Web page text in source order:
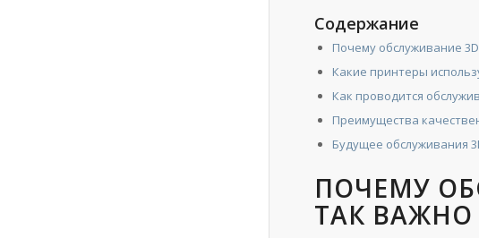
Содержание
Почему обслуживание
Какие принтеры
Как проводится
Преимущества
Будущее обслуживания
ПОЧЕМУ
ТАК